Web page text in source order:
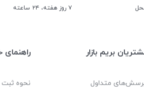
۷ روز ﻫﻔﺘﻪ، ۲۴ ﺳﺎﻋﺘﻪ
بریم بازار
متداول
راهنمای
نحوه